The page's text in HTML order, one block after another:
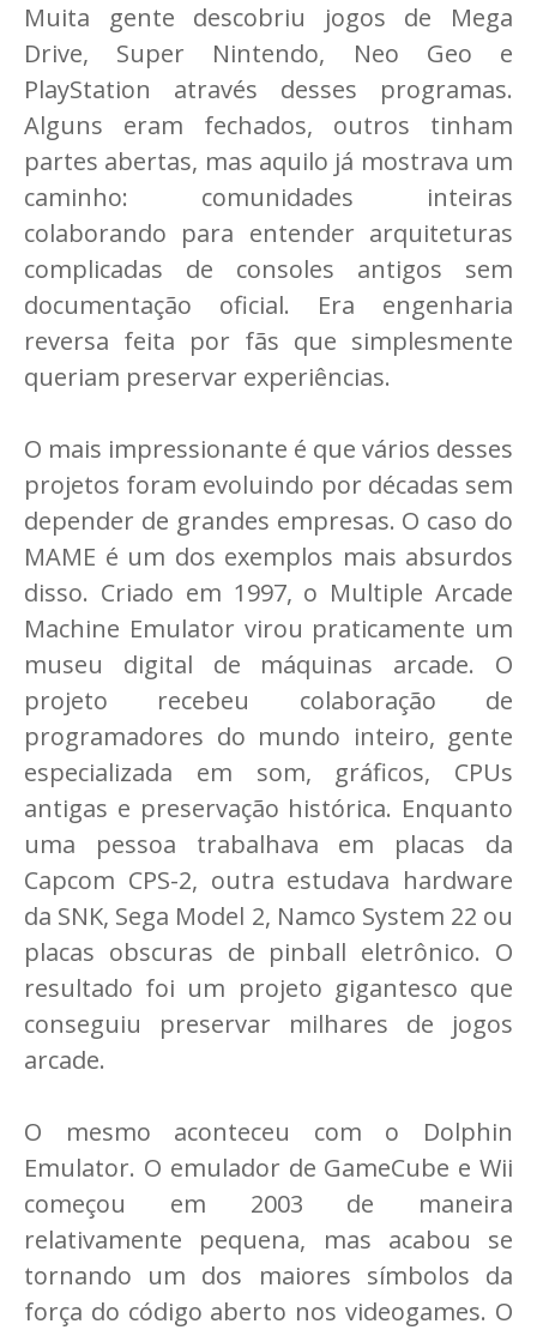
Muita gente descobriu jogos de Mega
Drive, Super Nintendo, Neo Geo e
PlayStation através desses programas.
Alguns eram fechados, outros tinham
partes abertas, mas aquilo já mostrava um
caminho: comunidades inteiras
colaborando para entender arquiteturas
complicadas de consoles antigos sem
documentação oficial. Era engenharia
reversa feita por fãs que simplesmente
queriam preservar experiências.
O mais impressionante é que vários desses
projetos foram evoluindo por décadas sem
depender de grandes empresas. O caso do
MAME é um dos exemplos mais absurdos
disso. Criado em 1997, o Multiple Arcade
Machine Emulator virou praticamente um
museu digital de máquinas arcade. O
projeto recebeu colaboração de
programadores do mundo inteiro, gente
especializada em som, gráficos, CPUs
antigas e preservação histórica. Enquanto
uma pessoa trabalhava em placas da
Capcom CPS-2, outra estudava hardware
da SNK, Sega Model 2, Namco System 22 ou
placas obscuras de pinball eletrônico. O
resultado foi um projeto gigantesco que
conseguiu preservar milhares de jogos
arcade.
O mesmo aconteceu com o Dolphin
Emulator. O emulador de GameCube e Wii
começou em 2003 de maneira
relativamente pequena, mas acabou se
tornando um dos maiores símbolos da
força do código aberto nos videogames. O